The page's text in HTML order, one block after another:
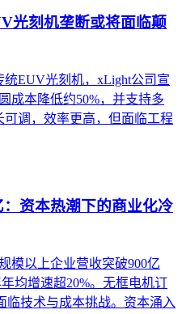
光刻机垄断或将面临颠
EUV光刻机，xLight公司宣
成本降低约50%，并支持多
调，效率更高，但面临工程
资本热潮下的商业化冷
模以上企业营收突破900亿
均增速超20%。无框电机订
临技术与成本挑战。资本涌入